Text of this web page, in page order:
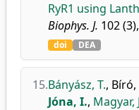
RyR1 using
Biophys. J. 102
doi DEA
15.Bányász, T., Bíró,
Jóna, I., Magyar,